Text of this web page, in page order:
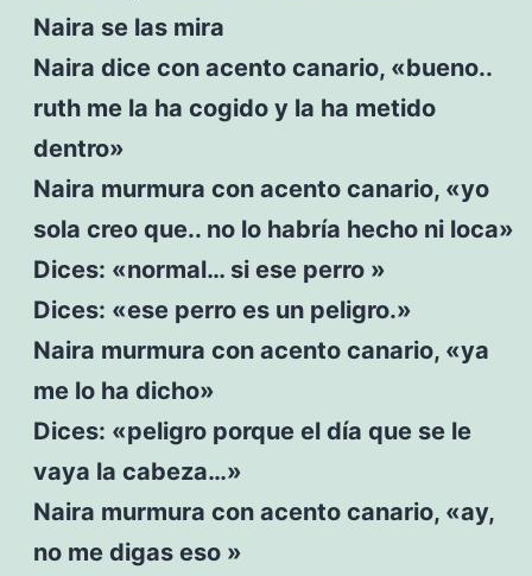
Naira se las mira
Naira dice con acento canario, «bueno..
ruth me la ha cogido y la ha metido
dentro»
Naira murmura con acento canario, «yo
sola creo que.. no lo habría hecho ni loca»
Dices: «normal… si ese perro »
Dices: «ese perro es un peligro.»
Naira murmura con acento canario, «ya
me lo ha dicho»
Dices: «peligro porque el día que se le
vaya la cabeza…»
Naira murmura con acento canario, «ay,
no me digas eso »